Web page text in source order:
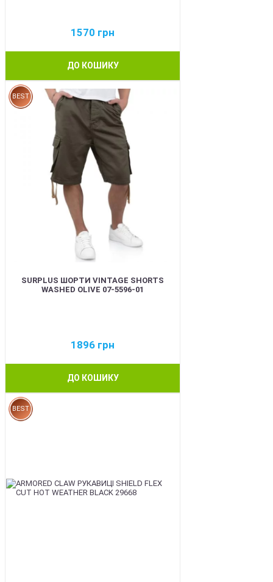
1570 грн
ДО КОШИКУ
BEST
SURPLUS ШОРТИ VINTAGE SHORTS
WASHED OLIVE 07-5596-01
1896 грн
ДО КОШИКУ
BEST